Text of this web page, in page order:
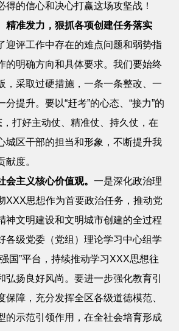
得的信心和决心打赢这场攻坚战！
精准发力，狠抓各项创建任务落实
迎评工作中存在的难点问题和弱势指
的明确方向和具体要求。我们要始终
，采取过硬措施，一条一条整改、一
分提升。要以“赶考”的心态、“接力”的
，打好主动仗、精准仗、持久仗，在
城区干部的担当和形象，不断提升我
献度。
会主义核心价值观。 一是深化政治理
XXX思想作为首要政治任务，推动党
神文明建设和文明城市创建的全过程
各级党委（党组）理论学习中心组学
国”平台，持续推动学习XXX思想往
弘扬良好风尚。要进一步强化教育引
保障，充分发挥全区各级道德模范、
的示范引领作用，在全社会培育形成